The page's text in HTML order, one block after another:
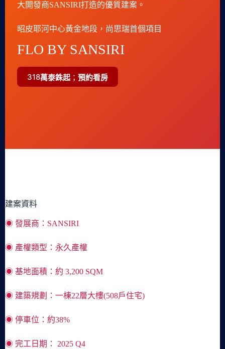
大開發商SANSIRI打造的優質建案。
昭皮耶河中心黃金地段，尚思瑞首個項目
FLO BY SANSIRI
318萬泰銖起 ； 預約看房
建案資料
◉ 發展商：SANSIRI
◉ 產權類型：永久產權
◉ 基地面積：約 3,200 SQM
◉ 建築規劃：一棟22層大樓(508戶住宅)
◉ 停車位：約38%
◉ 完工日期： 2025 Q4